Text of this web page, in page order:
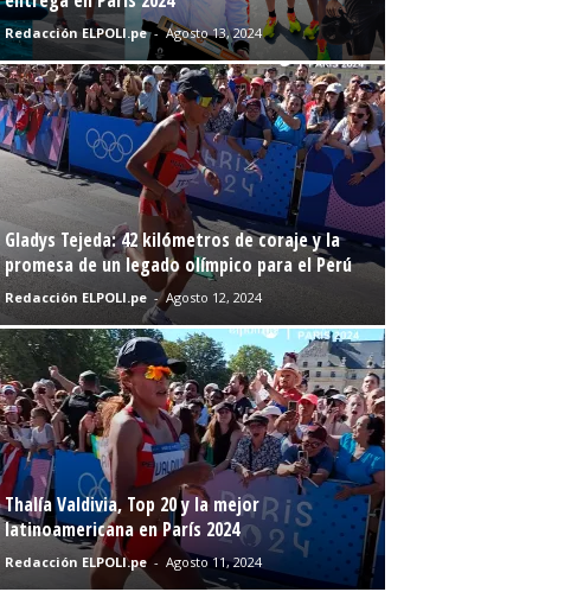
Redacción ELPOLI.pe - Agosto 13, 2024
Gladys Tejeda: 42 kilómetros de coraje y la
promesa de un legado olímpico para el Perú
Redacción ELPOLI.pe - Agosto 12, 2024
Thalía Valdivia, Top 20 y la mejor
latinoamericana en París 2024
Redacción ELPOLI.pe - Agosto 11, 2024